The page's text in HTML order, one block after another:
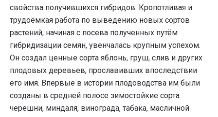
свойства получившихся гибридов. Кропотливая и
трудоёмкая работа по выведению новых сортов
растений, начиная с посева полученных путём
гибридизации семян, увенчалась крупным успехом.
Он создал ценные сорта яблонь, груш, слив и других
плодовых деревьев, прославивших впоследствии
его имя. Впервые в истории плодоводства им были
созданы в средней полосе зимостойкие сорта
черешни, миндаля, винограда, табака, масличной